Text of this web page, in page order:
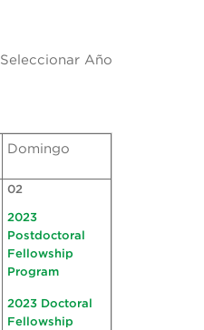
Seleccionar Año
Domingo
02
2023
Postdoctoral
Fellowship
Program
2023 Doctoral
Fellowship